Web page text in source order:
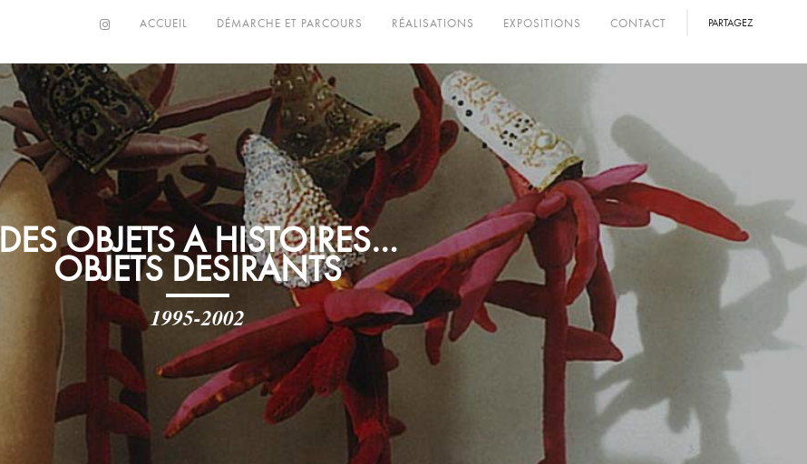
PARTAGEZ
ACCUEIL DÉMARCHE ET PARCOURS RÉALISATIONS EXPOSITIONS CONTACT
DES OBJETS A HISTOIRES…
OBJETS DESIRANTS
1995-2002